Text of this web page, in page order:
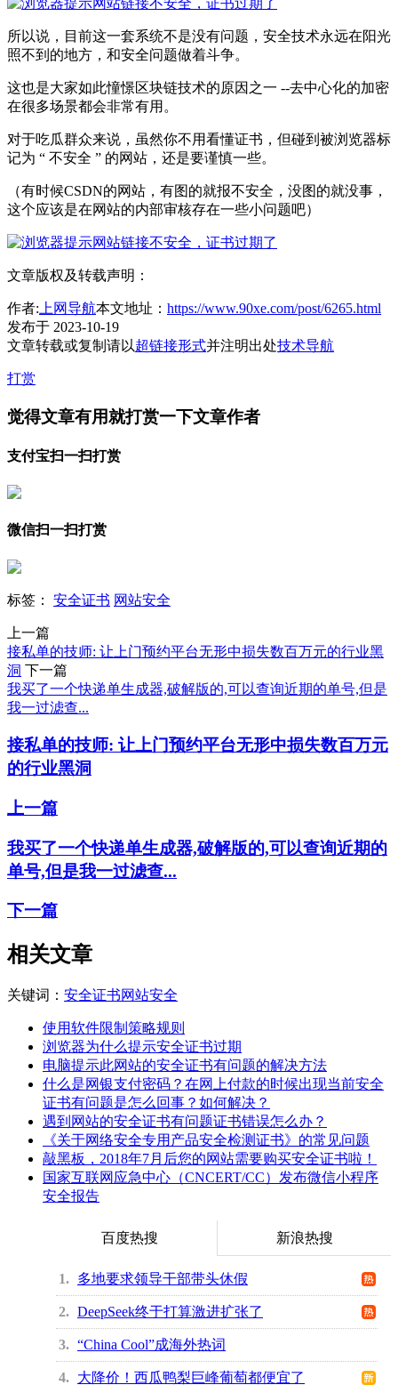
所以说，目前这一套系统不是没有问题，安全技术永远在阳光
照不到的地方，和安全问题做着斗争。
这也是大家如此憧憬区块链技术的原因之一 --去中心化的加密
在很多场景都会非常有用。
对于吃瓜群众来说，虽然你不用看懂证书，但碰到被浏览器标
记为 “ 不安全 ” 的网站，还是要谨慎一些。
（有时候CSDN的网站，有图的就报不安全，没图的就没事，
这个应该是在网站的内部审核存在一些小问题吧）
文章版权及转载声明：
作者: 上网导航本文地址： https://www.90xe.com/post/6265.html
发布于 2023-10-19
文章转载或复制请以超链接形式并注明出处技术导航
打赏
觉得文章有用就打赏一下文章作者
支付宝扫一扫打赏
微信扫一扫打赏
标签： 安全证书 网站安全
上一篇
接私单的技师: 让上门预约平台无形中损失数百万元的行业黑
洞 下一篇
我买了一个快递单生成器,破解版的,可以查询近期的单号,但是
我一过滤查...
接私单的技师: 让上门预约平台无形中损失数百万元
的行业黑洞
上一篇
我买了一个快递单生成器,破解版的,可以查询近期的
单号,但是我一过滤查...
下一篇
相关文章
关键词： 安全证书网站安全
使用软件限制策略规则
浏览器为什么提示安全证书过期
电脑提示此网站的安全证书有问题的解决方法
什么是网银支付密码？在网上付款的时候出现当前安全
证书有问题是怎么回事？如何解决？
遇到网站的安全证书有问题证书错误怎么办？
《关于网络安全专用产品安全检测证书》的常见问题
敲黑板，2018年7月后您的网站需要购买安全证书啦！
国家互联网应急中心（CNCERT/CC）发布微信小程序
安全报告
百度热搜 新浪热搜
1 多地要求领导干部带头休假
2 DeepSeek终于打算激进扩张了
3 “China Cool”成海外热词
4 大降价！西瓜鸭梨巨峰葡萄都便宜了